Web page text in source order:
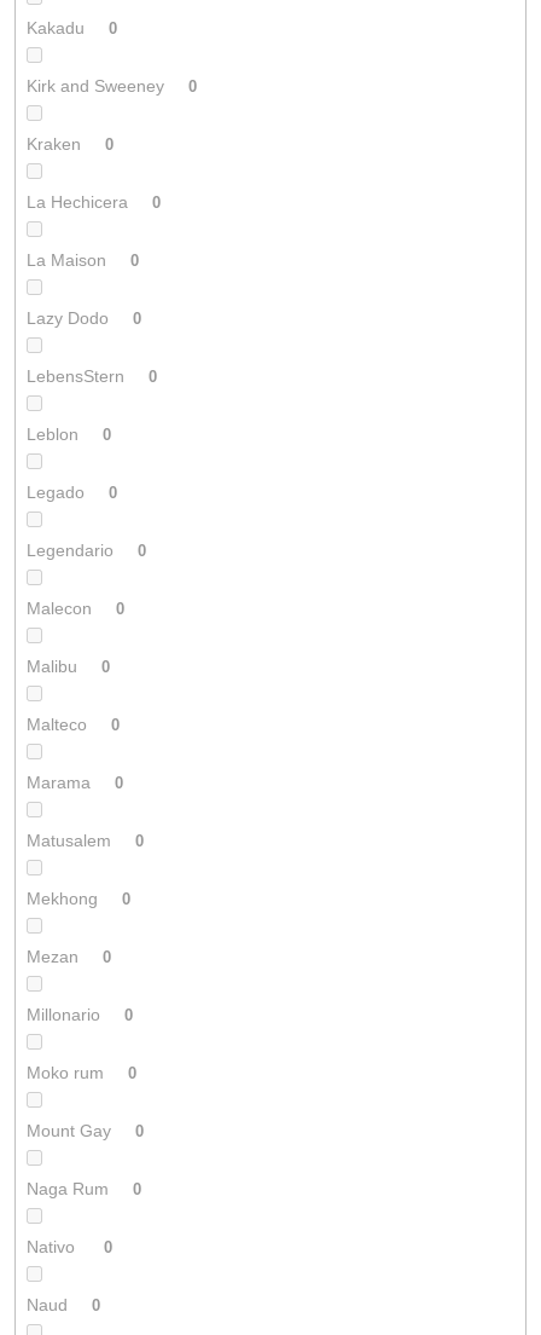
Kakadu 0
Kirk and Sweeney 0
Kraken 0
La Hechicera 0
La Maison 0
Lazy Dodo 0
LebensStern 0
Leblon 0
Legado 0
Legendario 0
Malecon 0
Malibu 0
Malteco 0
Marama 0
Matusalem 0
Mekhong 0
Mezan 0
Millonario 0
Moko rum 0
Mount Gay 0
Naga Rum 0
Nativo 0
Naud 0